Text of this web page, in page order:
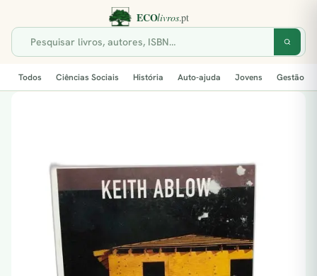
Todos Ciências Sociais História Auto-ajuda Jovens Gestão